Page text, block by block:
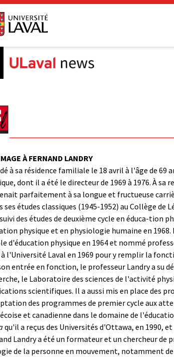
menu
À FERNAND LANDRY
à sa résidence familiale le 18 avril à l'âge de 69
dont il a été le directeur de 1969 à 1976. À
parfaitement à sa longue et fructueuse
ses études classiques (1945-1952) au Collège
des études de deuxième cycle en éduca-tion
physique et en physiologie humaine en
d'éducation physique en 1964 et nommé
à l'Université Laval en 1969 pour y remplir la
entrée en fonction, le professeur Landry a su
le Laboratoire des sciences de l'activité
scientifiques. Il a aussi mis en place des
des programmes de premier cycle aux
et canadienne dans le domaine de
qu'il a reçus des Universités d'Ottawa, en 1990,
Landry a été un formateur et un chercheur de
de la personne en mouvement, notamment